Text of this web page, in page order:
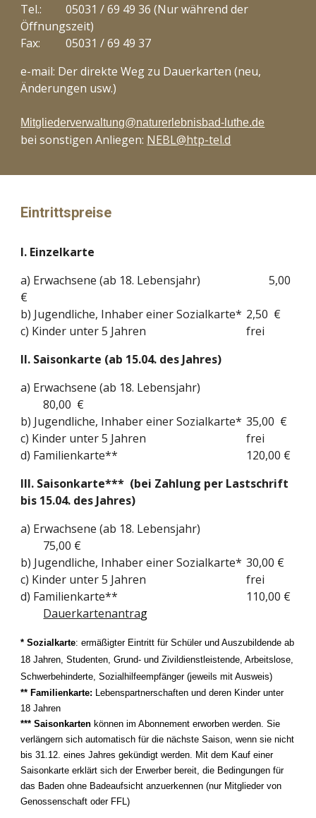
Tel.:
05031 / 69 49 36 (Nur während der
Öffnungszeit)
Fax:
05031 / 69 49 37
e-mail: Der direkte Weg zu Dauerkarten (neu,
Änderungen usw.)
Mitgliederverwaltung@naturerlebnisbad-luthe.de
bei sonstigen Anliegen: NEBL@htp-tel.d
Eintrittspreise
I. Einzelkarte
a) Erwachsene (ab 18. Lebensjahr)
5,00
€
b) Jugendliche, Inhaber einer Sozialkarte* 2,50 €
c) Kinder unter 5 Jahren
frei
II. Saisonkarte (ab 15.04. des Jahres)
a) Erwachsene (ab 18. Lebensjahr)
80,00 €
b) Jugendliche, Inhaber einer Sozialkarte* 35,00 €
c) Kinder unter 5 Jahren
frei
d) Familienkarte**
120,00 €
III. Saisonkarte*** (bei Zahlung per Lastschrift
bis 15.04. des Jahres)
a) Erwachsene (ab 18. Lebensjahr)
75,00 €
b) Jugendliche, Inhaber einer Sozialkarte* 30,00 €
c) Kinder unter 5 Jahren
frei
d) Familienkarte**
110,00 €
Dauerkartenantrag
* Sozialkarte: ermäßigter Eintritt für Schüler und Auszubildende ab
18 Jahren, Studenten, Grund- und Zivildienstleistende, Arbeitslose,
Schwerbehinderte, Sozialhilfeempfänger (jeweils mit Ausweis)
** Familienkarte: Lebenspartnerschaften und deren Kinder unter
18 Jahren
*** Saisonkarten können im Abonnement erworben werden. Sie
verlängern sich automatisch für die nächste Saison, wenn sie nicht
bis 31.12. eines Jahres gekündigt werden. Mit dem Kauf einer
Saisonkarte erklärt sich der Erwerber bereit, die Bedingungen für
das Baden ohne Badeaufsicht anzuerkennen (nur Mitglieder von
Genossenschaft oder FFL)